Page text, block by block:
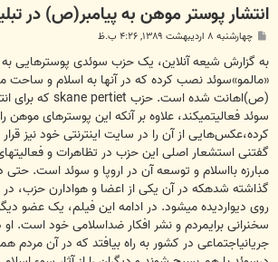
انتشار پوستر موهن به پیامبر(ص) در
س
ت
چهارشنبه ۸ اردیبهشت ۱۳۸۹, ۴:۲۶ ب.ظ
به گزارش شیعه آنلاین، یک حزب سوئدی پوسترهایی
«مالمو»سوئد نصب کرده که در آنها به اسلام و ساحت
سوئد فعالیتمی‏کند، علاوه بر آنکه این پوسترهای
کرده،عکس‌هایی از آن را در سایت اینترنتی خود نیز
گفتنی استشعار اصلی این حزب در تظاهرات و
مبارزه بااسلام و توسعه آن در اروپا و سوئد است.
گذاشته شدهکه در آن یکی از اعضا و هوادارن حزب، در
روی دیواردیده می‏شود. در ادامه این فیلم، یک عضو
سخنرانی برایمردم و نشر افکار ضداسلامی خود است. او
جریانیاجتماعی در کشور به راه بیافتد که در آن مردم